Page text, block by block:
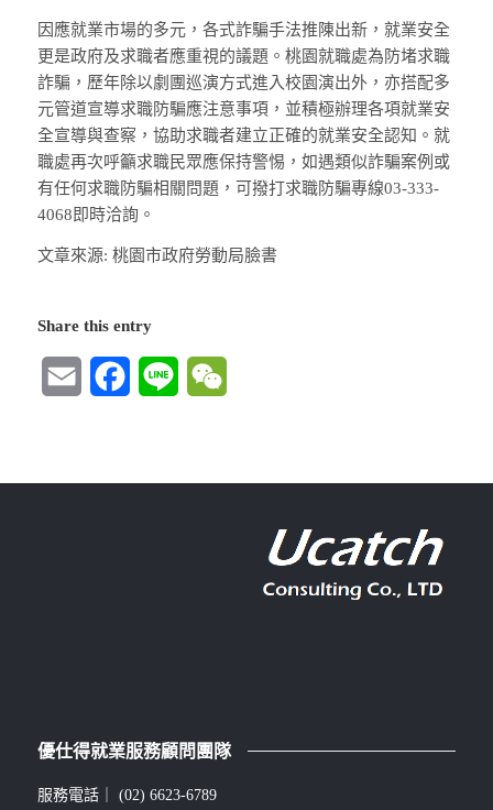
因應就業市場的多元，各式詐騙手法推陳出新，就業安全
更是政府及求職者應重視的議題。桃園就職處為防堵求職
詐騙，歷年除以劇團巡演方式進入校園演出外，亦搭配多
元管道宣導求職防騙應注意事項，並積極辦理各項就業安
全宣導與查察，協助求職者建立正確的就業安全認知。就
職處再次呼籲求職民眾應保持警惕，如遇類似詐騙案例或
有任何求職防騙相關問題，可撥打求職防騙專線03-333-
4068即時洽詢。
文章來源: 桃園市政府勞動局臉書
Share this entry
Email FacebookLine
優仕得就業服務顧問團隊
服務電話｜ (02) 6623-6789